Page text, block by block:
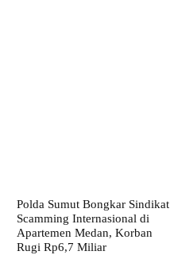
Polda Sumut Bongkar Sindikat
Scamming Internasional di
Apartemen Medan, Korban
Rugi Rp6,7 Miliar